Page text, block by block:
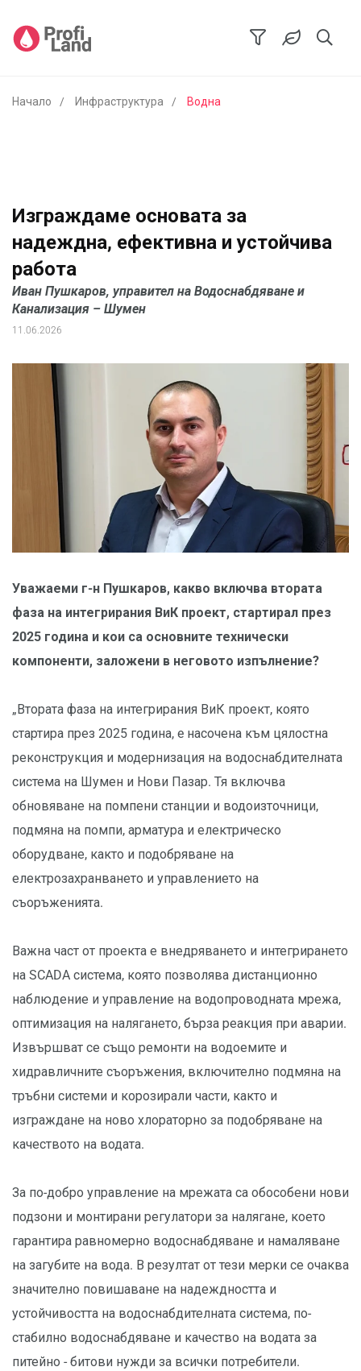
Начало Инфраструктура Водна
Изграждаме основата за
надеждна, ефективна и устойчива
работа
Иван Пушкаров, управител на Водоснабдяване и
Канализация – Шумен
11.06.2026
Уважаеми г-н Пушкаров, какво включва втората
фаза на интегрирания ВиК проект, стартирал през
2025 година и кои са основните технически
компоненти, заложени в неговото изпълнение?
„Втората фаза на интегрирания ВиК проект, която
стартира през 2025 година, e насочена към цялостна
реконструкция и модернизация на водоснабдителната
система на Шумен и Нови Пазар. Тя включва
обновяване на помпени станции и водоизточници,
подмяна на помпи, арматура и електрическо
оборудване, както и подобряване на
електрозахранването и управлението на
съоръженията.
Важна част от проекта е внедряването и интегрирането
на SCADA система, която позволява дистанционно
наблюдение и управление на водопроводната мрежа,
оптимизация на налягането, бърза реакция при аварии.
Извършват се също ремонти на водоемите и
хидравличните съоръжения, включително подмяна на
тръбни системи и корозирали части, както и
изграждане на ново хлораторно за подобряване на
качеството на водата.
За по-добро управление на мрежата са обособени нови
подзони и монтирани регулатори за налягане, което
гарантира равномерно водоснабдяване и намаляване
на загубите на вода. В резултат от тези мерки се очаква
значително повишаване на надеждността и
устойчивостта на водоснабдителната система, по-
стабилно водоснабдяване и качество на водата за
питейно - битови нужди за всички потребители.